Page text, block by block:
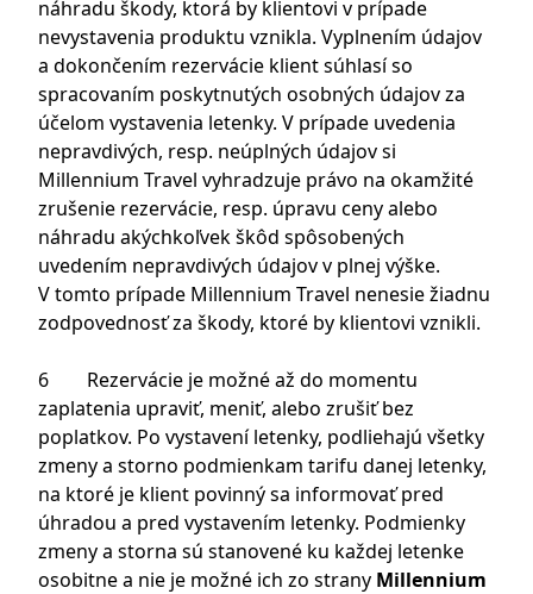
náhradu škody, ktorá by klientovi v prípade
nevystavenia produktu vznikla. Vyplnením údajov
a dokončením rezervácie klient súhlasí so
spracovaním poskytnutých osobných údajov za
účelom vystavenia letenky. V prípade uvedenia
nepravdivých, resp. neúplných údajov si
Millennium Travel vyhradzuje právo na okamžité
zrušenie rezervácie, resp. úpravu ceny alebo
náhradu akýchkoľvek škôd spôsobených
uvedením nepravdivých údajov v plnej výške.
V tomto prípade Millennium Travel nenesie žiadnu
zodpovednosť za škody, ktoré by klientovi vznikli.
6 Rezervácie je možné až do momentu
zaplatenia upraviť, meniť, alebo zrušiť bez
poplatkov. Po vystavení letenky, podliehajú všetky
zmeny a storno podmienkam tarifu danej letenky,
na ktoré je klient povinný sa informovať pred
úhradou a pred vystavením letenky. Podmienky
zmeny a storna sú stanovené ku každej letenke
osobitne a nie je možné ich zo strany Millennium